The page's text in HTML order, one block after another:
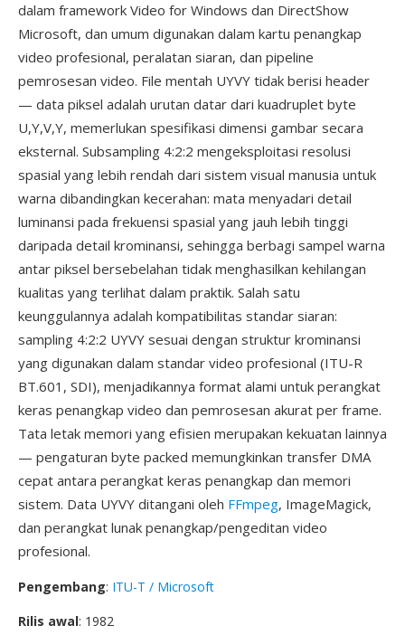
dalam framework Video for Windows dan DirectShow
Microsoft, dan umum digunakan dalam kartu penangkap
video profesional, peralatan siaran, dan pipeline
pemrosesan video. File mentah UYVY tidak berisi header
— data piksel adalah urutan datar dari kuadruplet byte
U,Y,V,Y, memerlukan spesifikasi dimensi gambar secara
eksternal. Subsampling 4:2:2 mengeksploitasi resolusi
spasial yang lebih rendah dari sistem visual manusia untuk
warna dibandingkan kecerahan: mata menyadari detail
luminansi pada frekuensi spasial yang jauh lebih tinggi
daripada detail krominansi, sehingga berbagi sampel warna
antar piksel bersebelahan tidak menghasilkan kehilangan
kualitas yang terlihat dalam praktik. Salah satu
keunggulannya adalah kompatibilitas standar siaran:
sampling 4:2:2 UYVY sesuai dengan struktur krominansi
yang digunakan dalam standar video profesional (ITU-R
BT.601, SDI), menjadikannya format alami untuk perangkat
keras penangkap video dan pemrosesan akurat per frame.
Tata letak memori yang efisien merupakan kekuatan lainnya
— pengaturan byte packed memungkinkan transfer DMA
cepat antara perangkat keras penangkap dan memori
sistem. Data UYVY ditangani oleh FFmpeg, ImageMagick,
dan perangkat lunak penangkap/pengeditan video
profesional.
Pengembang: ITU-T / Microsoft
Rilis awal: 1982